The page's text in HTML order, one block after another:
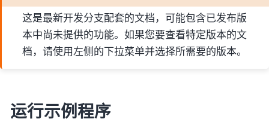
这是最新开发分支配套的文档，可能包含已发布版
本中尚未提供的功能。如果您要查看特定版本的文
档，请使用左侧的下拉菜单并选择所需要的版本。
运行示例程序